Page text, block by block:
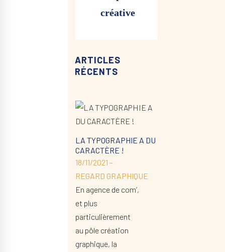
créative
ARTICLES
RÉCENTS
LA TYPOGRAPHIE A DU
CARACTÈRE !
18/11/2021 -
REGARD GRAPHIQUE
En agence de com’,
et plus
particulièrement
au pôle création
graphique, la